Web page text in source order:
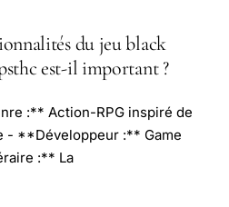
du jeu black
est-il important ?
:** Action-RPG inspiré de
- **Développeur :** Game
:** La